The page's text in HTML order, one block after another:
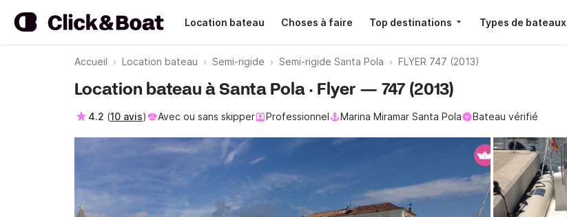
Location bateau Choses à faire Top destinations Types de bateaux
Accueil Location bateau Semi-rigide Semi-rigide Santa Pola FLYER 747 (2013)
Location bateau à Santa Pola · Flyer — 747 (2013)
4.2 (10 avis) Avec ou sans skipper Professionnel Marina Miramar Santa Pola Bateau vérifié